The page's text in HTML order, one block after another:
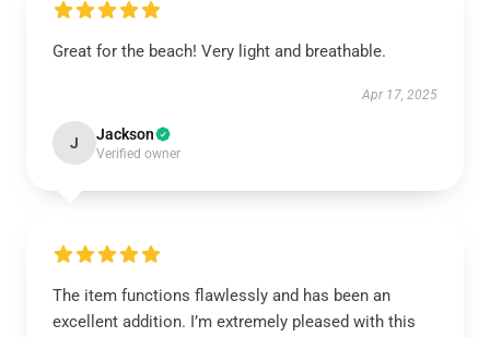
Great for the beach! Very light and breathable.
Apr 17, 2025
J Jackson
Verified owner
The item functions flawlessly and has been an
excellent addition. I’m extremely pleased with this